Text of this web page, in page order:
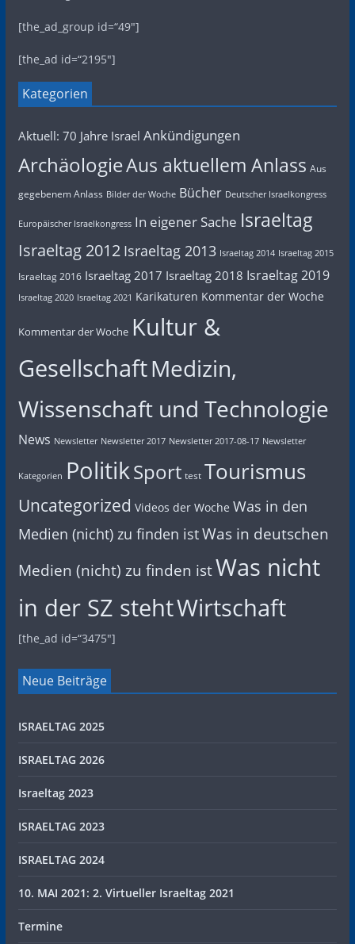
[the_ad_group id=“49″]
[the_ad id=“2195″]
Kategorien
Aktuell: 70 Jahre Israel Ankündigungen
ArchäologieAus aktuellem Anlass Aus
gegebenem Anlass Bilder der Woche Bücher Deutscher Israelkongress
Europäischer Israelkongress In eigener Sache Israeltag
Israeltag 2012 Israeltag 2013 Israeltag 2014 Israeltag 2015
Israeltag 2016 Israeltag 2017 Israeltag 2018 Israeltag 2019
Israeltag 2020 Israeltag 2021 Karikaturen Kommentar der Woche
Kommentar der Woche Kultur &
GesellschaftMedizin,
Wissenschaft und Technologie
News Newsletter Newsletter 2017 Newsletter 2017-08-17 Newsletter
Kategorien PolitikSport test Tourismus
Uncategorized Videos der Woche Was in den
Medien (nicht) zu finden istWas in deutschen
Medien (nicht) zu finden istWas nicht
in der SZ stehtWirtschaft
[the_ad id=“3475″]
Neue Beiträge
ISRAELTAG 2025
ISRAELTAG 2026
Israeltag 2023
ISRAELTAG 2023
ISRAELTAG 2024
10. MAI 2021: 2. Virtueller Israeltag 2021
Termine